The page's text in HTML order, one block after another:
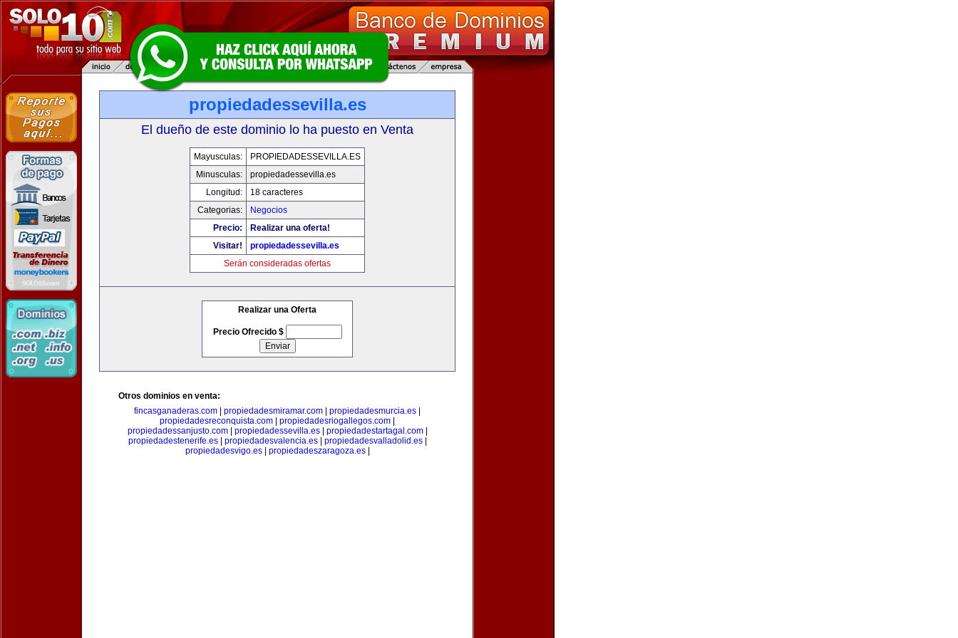
propiedadessevilla.es
El dueño de este dominio lo ha puesto en Venta
Mayusculas:
PROPIEDADESSEVILLA.ES
Minusculas:
propiedadessevilla.es
Longitud:
18 caracteres
Categorias:
Negocios
Precio:
Realizar una oferta!
Visitar!
propiedadessevilla.es
Serán consideradas ofertas
Realizar una Oferta
Precio Ofrecido $
Otros dominios en venta:
fincasganaderas.com
propiedadesmiramar.com propiedadesmurcia.es
propiedadesreconquista.com
propiedadesriogallegos.com
propiedadessanjusto.com| propiedadessevilla.es| propiedadestartagal.com|
propiedadestenerife.es| propiedadesvalencia.es| propiedadesvalladolid.es|
propiedadesvigo.es| propiedadeszaragoza.es|